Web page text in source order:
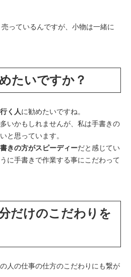
っているんですが、小物は一緒に
たいですか？
く人に勧めたいですね。
いかもしれませんが、私は手書きの
と思っています。
きの方がスピーディーだと感じてい
に手書きで作業する事にこだわって
だけのこだわりを
人の仕事の仕方のこだわりにも繋が